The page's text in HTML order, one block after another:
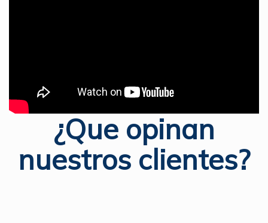
¿Que opinan
nuestros clientes?